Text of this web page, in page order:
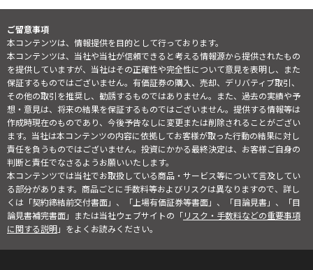
ご留意事項
本コンテンツは、情報提供を目的として行っております。
本コンテンツは、当社や当社が信頼できると考える情報源から提供されたもの
を提供していますが、当社はその正確性や完全性について意見を表明し、また
保証するものではございません。有価証券の購入、売却、デリバティブ取引、
その他の取引を推奨し、勧誘するものではありません。また、過去の実績や予
想・意見は、将来の結果を保証するものではございません。提供する情報等は
作成時現在のものであり、今後予告なしに変更または削除されることがござい
ます。当社は本コンテンツの内容に依拠してお客様が取った行動の結果に対し
責任を負うものではございません。投資にかかる最終決定は、お客様ご自身の
判断と責任でなさるようお願いいたします。
本コンテンツでは当社でお取扱している商品・サービス等について言及してい
る部分があります。商品ごとに手数料等およびリスクは異なりますので、詳し
くは「契約締結前交付書面」、「上場有価証券等書面」、「目論見書」、「目
論見書補完書面」または当社ウェブサイトの「リスク・手数料などの重要事項
に関する説明」をよくお読みください。